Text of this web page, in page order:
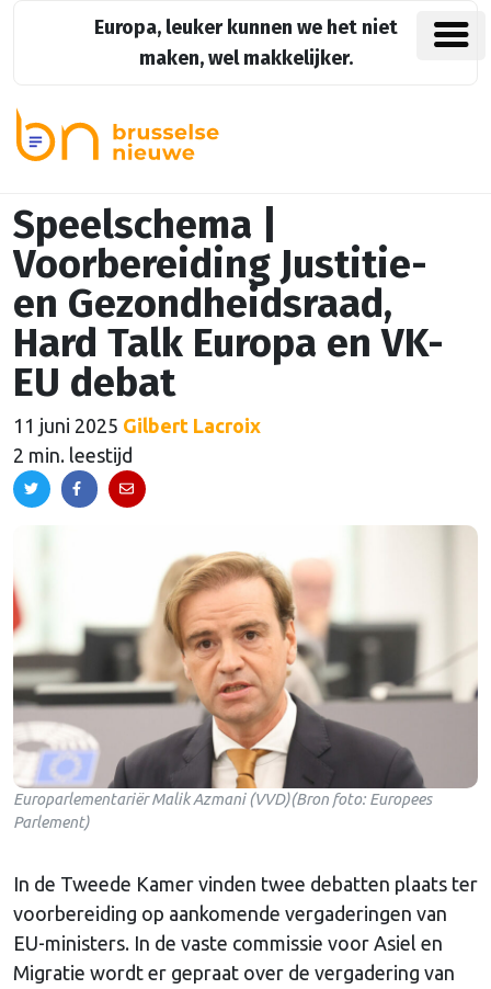
Europa, leuker kunnen we het niet
maken, wel makkelijker.
Speelschema |
Voorbereiding Justitie-
en Gezondheidsraad,
Hard Talk Europa en VK-
EU debat
11 juni 2025 Gilbert Lacroix
2 min. leestijd
Europarlementariër Malik Azmani (VVD)(Bron foto: Europees
Parlement)
In de Tweede Kamer vinden twee debatten plaats ter
voorbereiding op aankomende vergaderingen van
EU-ministers. In de vaste commissie voor Asiel en
Migratie wordt er gepraat over de vergadering van